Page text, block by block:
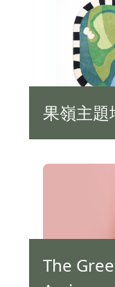
果嶺主題
The